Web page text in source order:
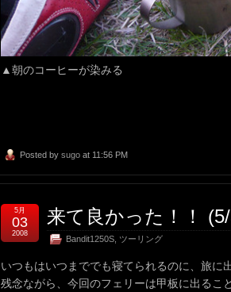
▲朝のコーヒーが染みる
Posted by sugo at 11:56 PM
来て良かった！！
Bandit1250S ツーリング
5月
03
2008
いつもはいつまででも寝てられるのに、旅に
残念ながら、今回のフェリーは甲板に出るこ